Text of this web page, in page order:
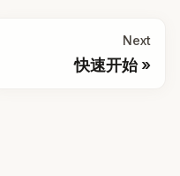
Next
快速开始